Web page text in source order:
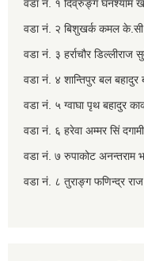
वडा नं. १ दिव्रुङ्ग घनश्याम
वडा नं. २ ‌‍बिशुखर्क कमल
वडा नं. ३ हर्राचौर
वडा नं. ४ शान्तिपुर बल
वडा नं. ५ ग्वाघा पृथ बहादुर
वडा नं. ६ हरेवा अम्मर सिं
वडा नं. ७ ‌‍रुपाकोट अनन्तराम
वडा नं. ८ तुराङ्ग फणिन्द्र